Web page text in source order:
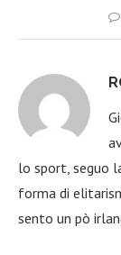
lo sport, seguo
forma di
sento un pò